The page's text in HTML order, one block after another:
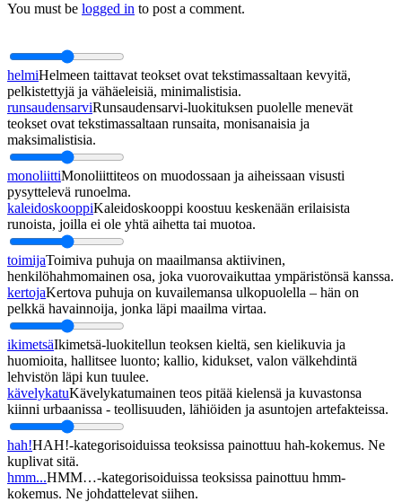
You must be logged in to post a comment.
helmiHelmeen taittavat teokset ovat tekstimassaltaan kevyitä,
pelkistettyjä ja vähäeleisiä, minimalistisia.
runsaudensarviRunsaudensarvi-luokituksen puolelle menevät
teokset ovat tekstimassaltaan runsaita, monisanaisia ja
maksimalistisia.
monoliittiMonoliittiteos on muodossaan ja aiheissaan visusti
pysyttelevä runoelma.
kaleidoskooppiKaleidoskooppi koostuu keskenään erilaisista
runoista, joilla ei ole yhtä aihetta tai muotoa.
toimijaToimiva puhuja on maailmansa aktiivinen,
henkilöhahmomainen osa, joka vuorovaikuttaa ympäristönsä kanssa.
kertojaKertova puhuja on kuvailemansa ulkopuolella – hän on
pelkkä havainnoija, jonka läpi maailma virtaa.
ikimetsäIkimetsä-luokitellun teoksen kieltä, sen kielikuvia ja
huomioita, hallitsee luonto; kallio, kidukset, valon välkehdintä
lehvistön läpi kun tuulee.
kävelykatuKävelykatumainen teos pitää kielensä ja kuvastonsa
kiinni urbaanissa - teollisuuden, lähiöiden ja asuntojen artefakteissa.
hah!HAH!-kategorisoiduissa teoksissa painottuu hah-kokemus. Ne
kuplivat sitä.
hmm...HMM…-kategorisoiduissa teoksissa painottuu hmm-
kokemus. Ne johdattelevat siihen.